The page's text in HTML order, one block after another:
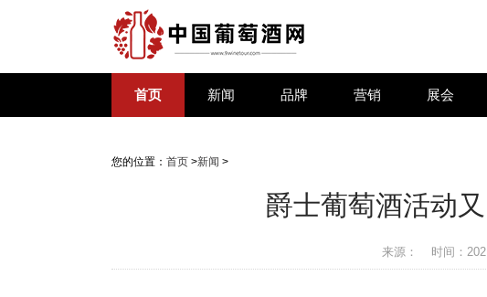
首页 新闻 品牌 营销 展会
您的位置： 首页 >新闻 >
爵士葡萄酒活动
来源： 时间：